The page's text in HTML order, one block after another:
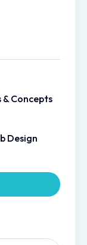
Concepts
Design